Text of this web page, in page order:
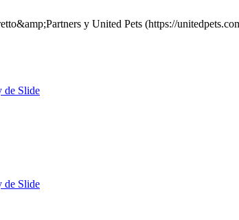
y United Pets (https://